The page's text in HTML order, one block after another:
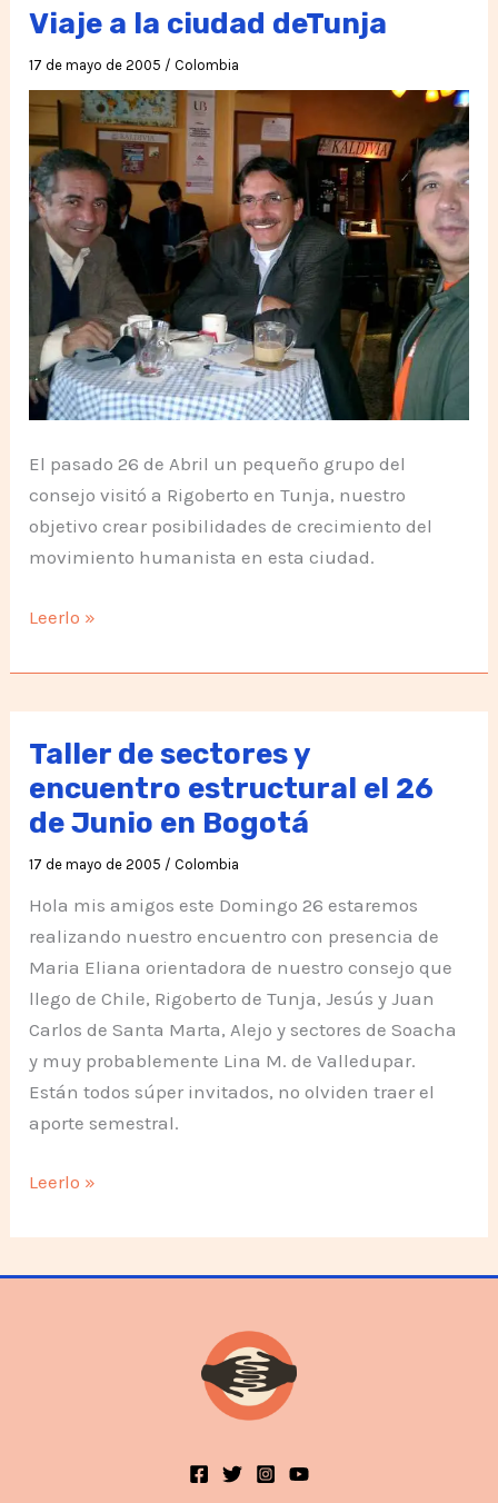
Viaje a la ciudad deTunja
17 de mayo de 2005 / Colombia
El pasado 26 de Abril un pequeño grupo del
consejo visitó a Rigoberto en Tunja, nuestro
objetivo crear posibilidades de crecimiento del
movimiento humanista en esta ciudad.
Viaje
la
ciudad
deTunja
Leerlo »
Taller de sectores y
encuentro estructural el 26
de Junio en Bogotá
17 de mayo de 2005 / Colombia
Hola mis amigos este Domingo 26 estaremos
realizando nuestro encuentro con presencia de
Maria Eliana orientadora de nuestro consejo que
llego de Chile, Rigoberto de Tunja, Jesús y Juan
Carlos de Santa Marta, Alejo y sectores de Soacha
y muy probablemente Lina M. de Valledupar.
Están todos súper invitados, no olviden traer el
aporte semestral.
Taller
sectores
y
Leerlo »